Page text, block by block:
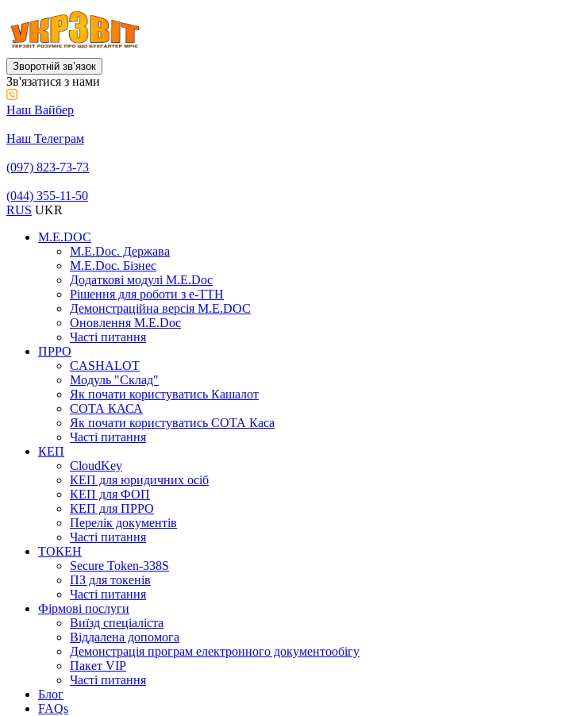
Зворотній звʼязок
Зв'язатися з нами
Наш Вайбер
Наш Телеграм
(097) 823-73-73
(044) 355-11-50
RUS UKR
M.E.DOC
M.E.Doc. Держава
M.E.Doc. Бізнес
Додаткові модулі M.E.Doc
Рішення для роботи з е-ТТН
Демонстраційна версія M.E.DOC
Оновлення M.E.Doc
Часті питання
ПРРО
CASHALOT
Модуль "Склад"
Як почати користуватись Кашалот
СОТА КАСА
Як почати користуватись СОТА Каса
Часті питання
КЕП
CloudKey
КЕП для юридичних осіб
КЕП для ФОП
КЕП для ПРРО
Перелік документів
Часті питання
ТОКЕН
Secure Token-338S
ПЗ для токенів
Часті питання
Фірмові послуги
Виїзд спеціаліста
Віддалена допомога
Демонстрація програм електронного документообігу
Пакет VIP
Часті питання
Блог
FAQs